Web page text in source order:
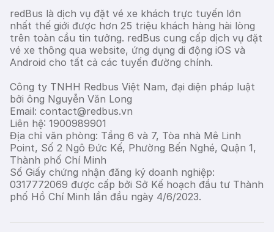
redBus là dịch vụ đặt vé xe khách trực tuyến lớn
nhất thế giới được hơn 25 triệu khách hàng hài lòng
trên toàn cầu tin tưởng. redBus cung cấp dịch vụ đặt
vé xe thông qua website, ứng dụng di động iOS và
Android cho tất cả các tuyến đường chính.
Công ty TNHH Redbus Việt Nam, đại diện pháp luật
bởi ông Nguyễn Văn Long
Email: contact@redbus.vn
Liên hệ: 1900989901
Địa chỉ văn phòng: Tầng 6 và 7, Tòa nhà Mê Linh
Point, Số 2 Ngô Đức Kế, Phường Bến Nghé, Quận 1,
Thành phố Chí Minh
Số Giấy chứng nhận đăng ký doanh nghiệp:
0317772069 được cấp bởi Sở Kế hoạch đầu tư Thành
phố Hồ Chí Minh lần đầu ngày 4/6/2023.